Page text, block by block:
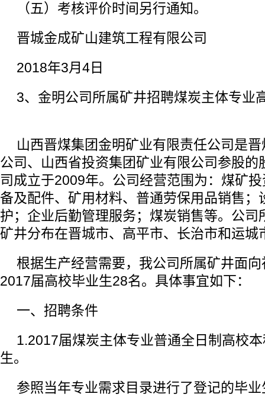
（五）考核评价时间另行通知。
晋城金成矿山建筑工程有限公司
2018年3月4日
3、金明公司所属矿井招聘煤炭主体专业
山西晋煤集团金明矿业有限责任公司是
公司、山西省投资集团矿业有限公司参股的
司成立于2009年。公司经营范围为：煤矿
备及配件、矿用材料、普通劳保用品销售；
护；企业后勤管理服务；煤炭销售等。公司
矿井分布在晋城市、高平市、长治市和运城
根据生产经营需要，我公司所属矿井面
2017届高校毕业生28名。具体事宜如下：
一、招聘条件
1.2017届煤炭主体专业普通全日制高校
生。
参照当年专业需求目录进行了登记的毕